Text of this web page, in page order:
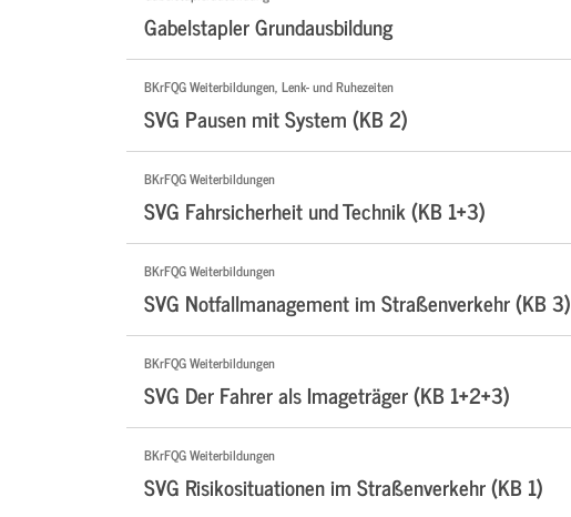
Gabelstapler Grundausbildung
BKrFQG Weiterbildungen, Lenk- und Ruhezeiten
SVG Pausen mit System (KB 2)
BKrFQG Weiterbildungen
SVG Fahrsicherheit und Technik (KB 1+3)
BKrFQG Weiterbildungen
SVG Notfallmanagement im Straßenverkehr (KB 3)
BKrFQG Weiterbildungen
SVG Der Fahrer als Imageträger (KB 1+2+3)
BKrFQG Weiterbildungen
SVG Risikosituationen im Straßenverkehr (KB 1)